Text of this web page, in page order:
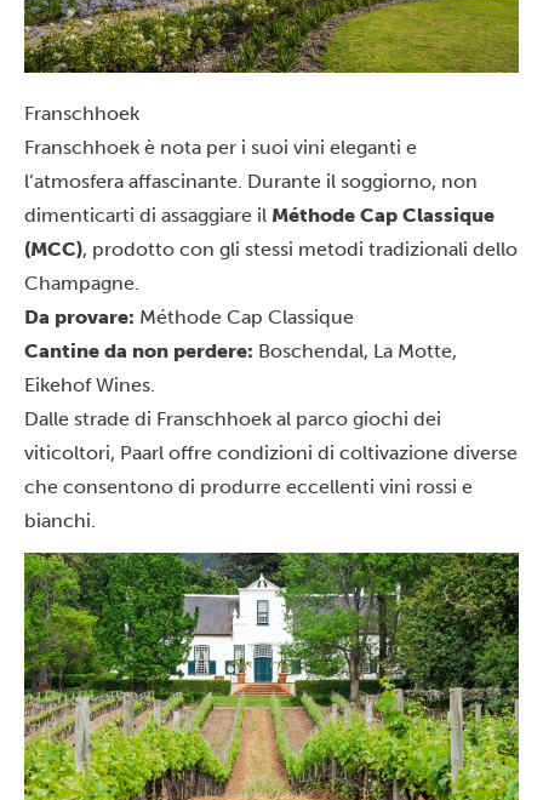
Franschhoek
Franschhoek è nota per i suoi vini eleganti e
l’atmosfera affascinante. Durante il soggiorno, non
dimenticarti di assaggiare il Méthode Cap Classique
(MCC), prodotto con gli stessi metodi tradizionali dello
Champagne.
Da provare: Méthode Cap Classique
Cantine da non perdere: Boschendal, La Motte,
Eikehof Wines.
Dalle strade di Franschhoek al parco giochi dei
viticoltori, Paarl offre condizioni di coltivazione diverse
che consentono di produrre eccellenti vini rossi e
bianchi.